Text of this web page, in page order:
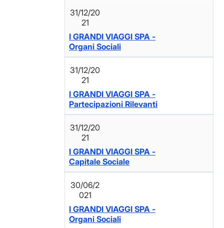
31/12/20
21
I GRANDI VIAGGI SPA -
Organi Sociali
31/12/20
21
I GRANDI VIAGGI SPA -
Partecipazioni Rilevanti
31/12/20
21
I GRANDI VIAGGI SPA -
Capitale Sociale
30/06/2
021
I GRANDI VIAGGI SPA -
Organi Sociali